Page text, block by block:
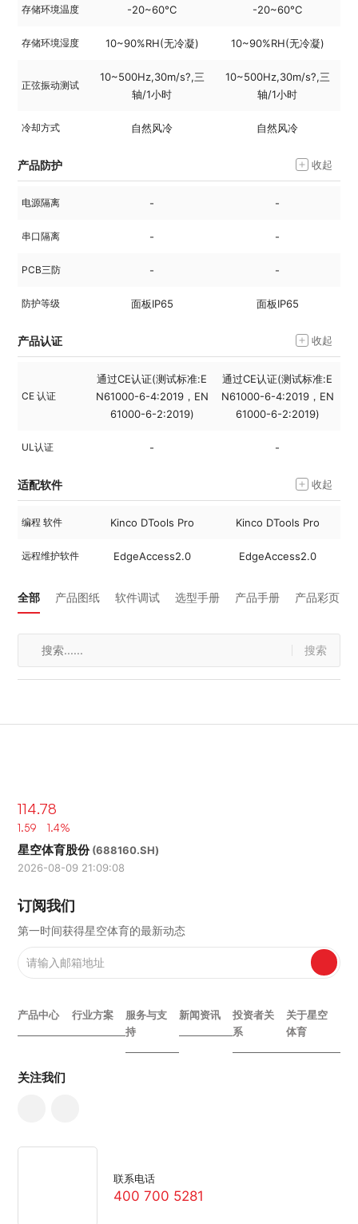
存储环境温度 -20~60°C -20~60°C
存储环境湿度 10~90%RH(无冷凝) 10~90%RH(无冷凝)
正弦振动测试
10~500Hz,30m/s?,三
轴/1小时
10~500Hz,30m/s?,三
轴/1小时
冷却方式 自然风冷 自然风冷
产品防护 收起
电源隔离 - -
串口隔离 - -
PCB三防 - -
防护等级 面板IP65 面板IP65
产品认证 收起
CE 认证
通过CE认证(测试标准:E
N61000-6-4:2019，EN
61000-6-2:2019)
通过CE认证(测试标准:E
N61000-6-4:2019，EN
61000-6-2:2019)
UL认证 - -
适配软件 收起
编程 软件 Kinco DTools Pro Kinco DTools Pro
远程维护软件 EdgeAccess2.0 EdgeAccess2.0
全部 产品图纸 软件调试 选型手册 产品手册 产品彩页
搜索
114.78
1.59 1.4%
星空体育股份(688160.SH)
2026-08-09 21:09:08
订阅我们
第一时间获得星空体育的最新动态
产品中心 行业方案
服务与支
持
新闻资讯
投资者关
系
关于星空
体育
关注我们
联系电话
400 700 5281